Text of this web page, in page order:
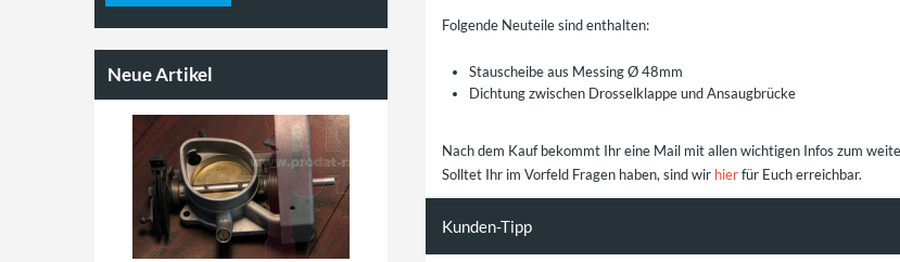
Folgende Neuteile sind enthalten:
Stauscheibe aus Messing Ø 48mm
Dichtung zwischen Drosselklappe und Ansaugbrücke
Nach dem Kauf bekommt Ihr eine Mail mit allen wichtigen Infos zum
Solltet Ihr im Vorfeld Fragen haben, sind wir hierfür Euch erreichbar.
Kunden-Tipp
Neue Artikel